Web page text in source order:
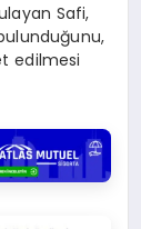
Safi,
edilmesi